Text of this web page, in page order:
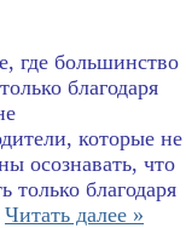
где большинство
благодаря
которые не
осознавать, что
только благодаря
Читать далее »